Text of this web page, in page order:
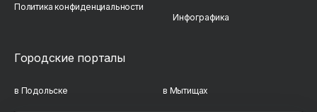
Политика конфиденциальности
Инфографика
Городские порталы
в Подольске в Мытищах